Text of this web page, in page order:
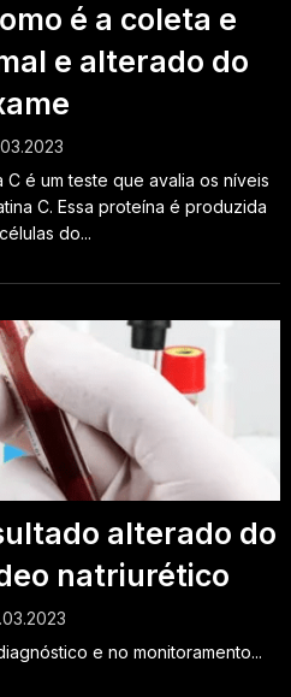
é a coleta e
e alterado do
é um teste que avalia os níveis
C. Essa proteína é produzida
do...
alterado do
natriurético
e no monitoramento...